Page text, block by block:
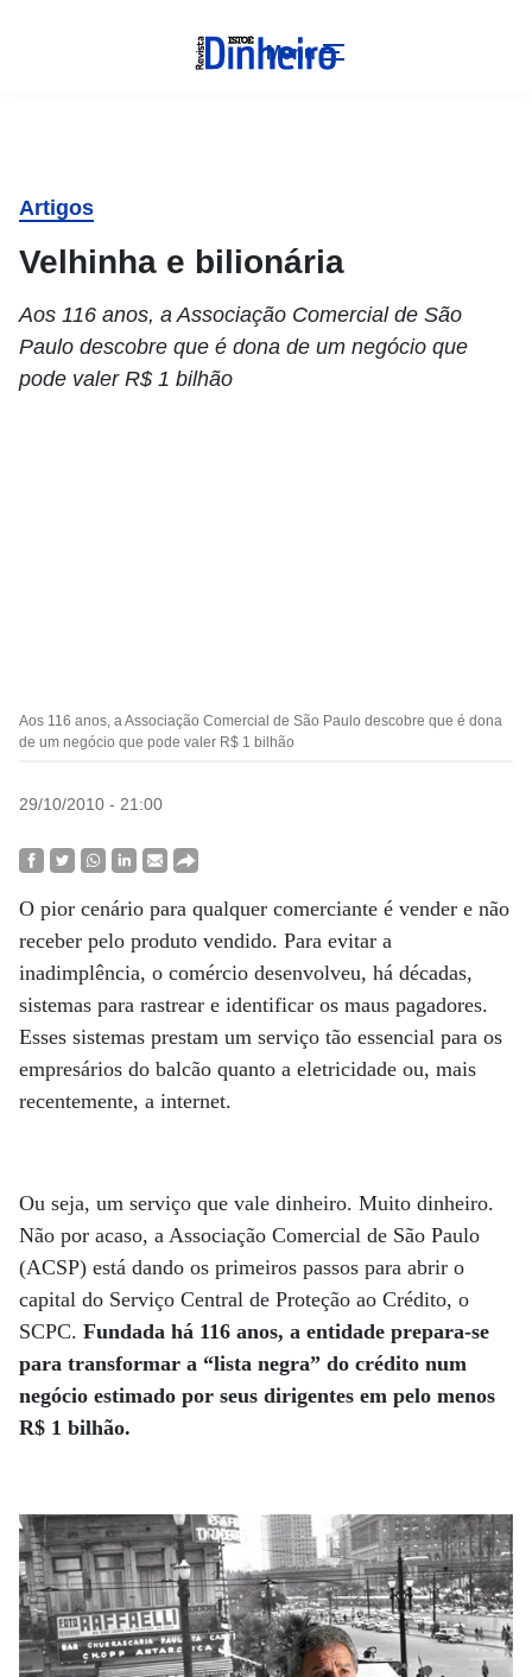
Menu
Artigos
Velhinha e bilionária
Aos 116 anos, a Associação Comercial de São
Paulo descobre que é dona de um negócio que
pode valer R$ 1 bilhão
Aos 116 anos, a Associação Comercial de São Paulo descobre que é dona
de um negócio que pode valer R$ 1 bilhão
29/10/2010 - 21:00
O pior cenário para qualquer comerciante é vender e não
receber pelo produto vendido. Para evitar a
inadimplência, o comércio desenvolveu, há décadas,
sistemas para rastrear e identificar os maus pagadores.
Esses sistemas prestam um serviço tão essencial para os
empresários do balcão quanto a eletricidade ou, mais
recentemente, a internet.
Ou seja, um serviço que vale dinheiro. Muito dinheiro.
Não por acaso, a Associação Comercial de São Paulo
(ACSP) está dando os primeiros passos para abrir o
capital do Serviço Central de Proteção ao Crédito, o
SCPC. Fundada há 116 anos, a entidade prepara-se
para transformar a “lista negra” do crédito num
negócio estimado por seus dirigentes em pelo menos
R$ 1 bilhão.